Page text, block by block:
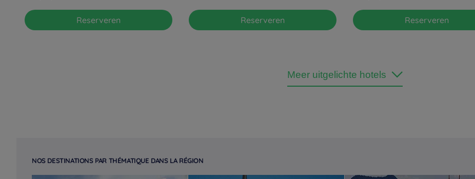
Reserveren Reserveren Reserveren
Meer uitgelichte hotels
NOS DESTINATIONS PAR THÉMATIQUE DANS LA RÉGION